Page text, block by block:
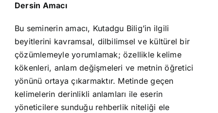
İletişim
Dersin Amacı
Bu seminerin amacı, Kutadgu Bilig’in ilgili
beyitlerini kavramsal, dilbilimsel ve kültürel bir
çözümlemeyle yorumlamak; özellikle kelime
kökenleri, anlam değişmeleri ve metnin öğretici
yönünü ortaya çıkarmaktır. Metinde geçen
kelimelerin derinlikli anlamları ile eserin
yöneticilere sunduğu rehberlik niteliği ele